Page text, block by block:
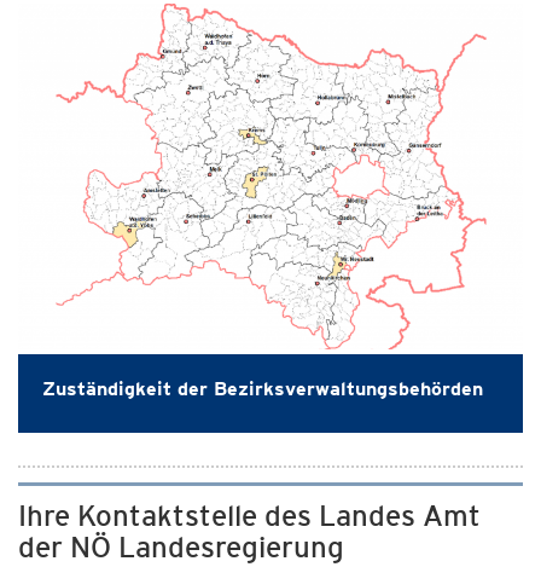
Zuständigkeit der Bezirksverwaltungsbehörden
Ihre Kontaktstelle des Landes Amt
der NÖ Landesregierung